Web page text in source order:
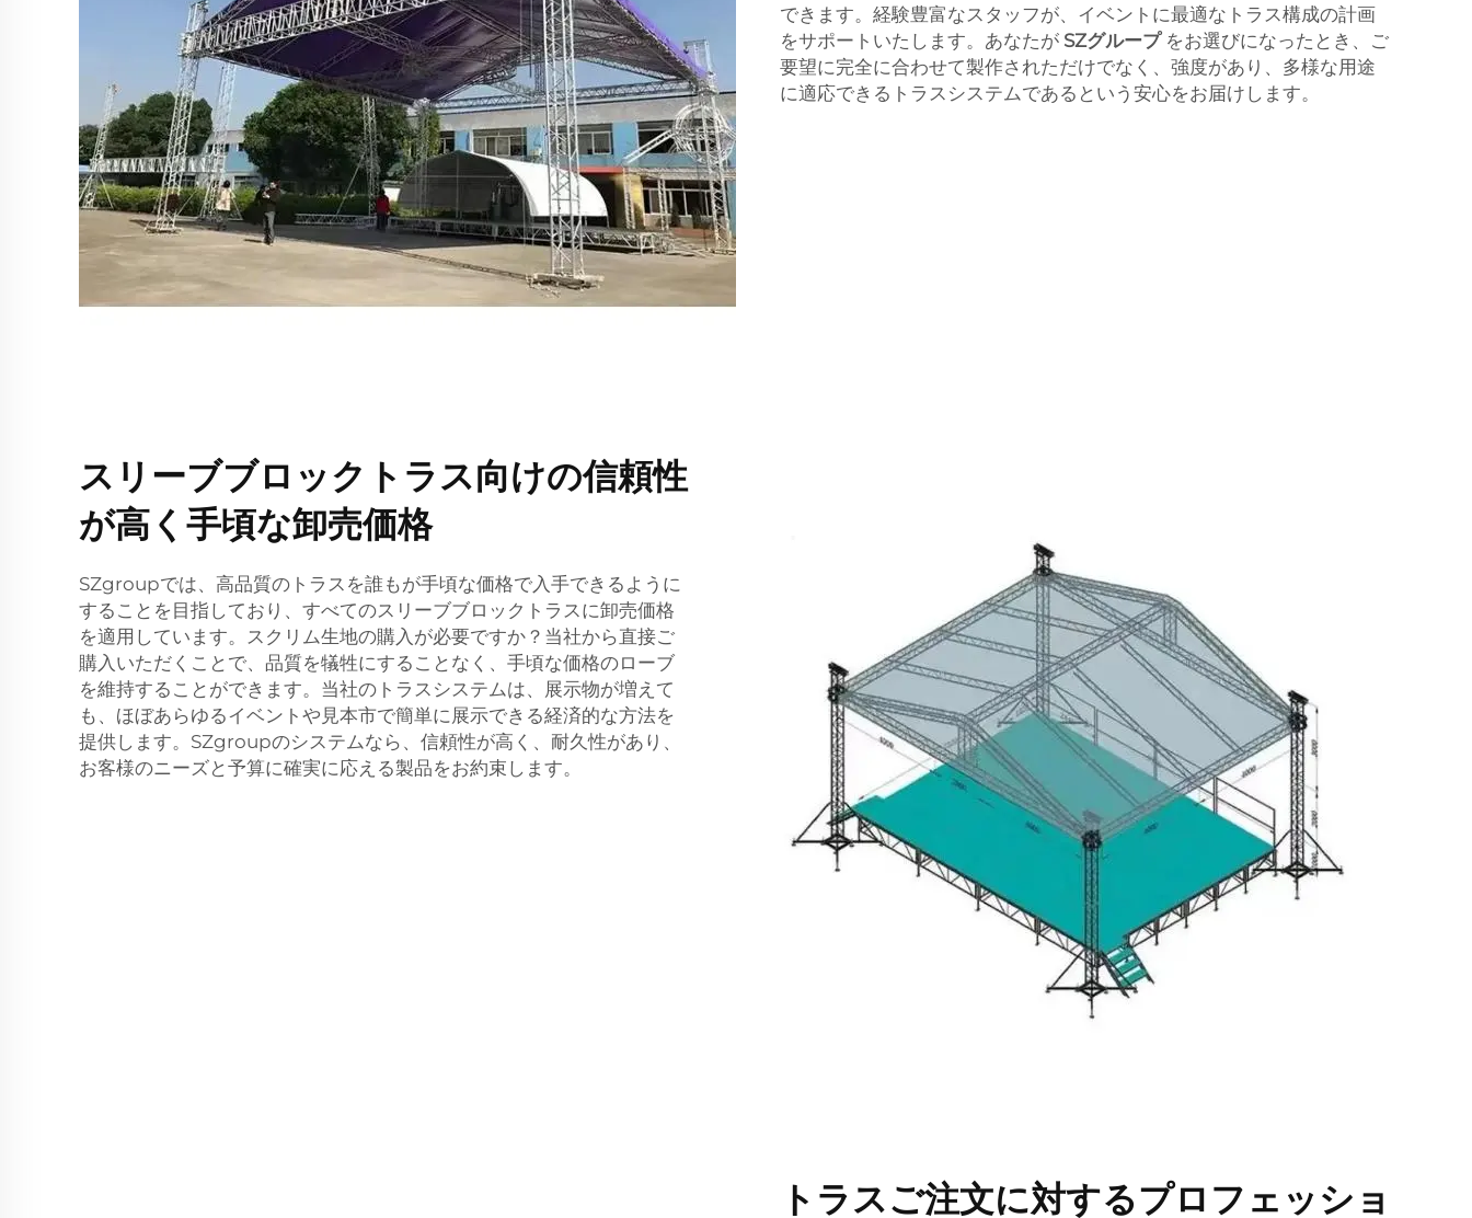
できます。経験豊富なスタッフが、イベントに最適なトラス構成の計画
をサポートいたします。あなたが SZグループ をお選びになったとき、ご
要望に完全に合わせて製作されただけでなく、強度があり、多様な用途
に適応できるトラスシステムであるという安心をお届けします。
スリーブブロックトラス向けの信頼性
が高く手頃な卸売価格
SZgroupでは、高品質のトラスを誰もが手頃な価格で入手できるように
することを目指しており、すべてのスリーブブロックトラスに卸売価格
を適用しています。スクリム生地の購入が必要ですか？当社から直接ご
購入いただくことで、品質を犠牲にすることなく、手頃な価格のローブ
を維持することができます。当社のトラスシステムは、展示物が増えて
も、ほぼあらゆるイベントや見本市で簡単に展示できる経済的な方法を
提供します。SZgroupのシステムなら、信頼性が高く、耐久性があり、
お客様のニーズと予算に確実に応える製品をお約束します。
トラスご注文に対するプロフェッショ